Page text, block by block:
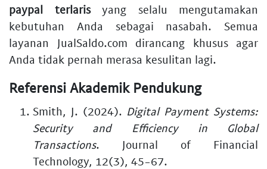
paypal terlarisyang selalu mengutamakan
kebutuhan Anda sebagai nasabah. Semua
layanan JualSaldo.com dirancang khusus agar
Anda tidak pernah merasa kesulitan lagi.
Referensi Akademik Pendukung
Smith, J. (2024). Digital Payment Systems:
Security and Efficiency in Global
Transactions. Journal of Financial
Technology, 12(3), 45-67.